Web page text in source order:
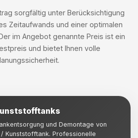
sorgfältig unter Berücksichtigung
Zeitaufwands und einer optimalen
im Angebot genannte Preis ist ein
und bietet Ihnen volle
und Demontage von
Kunststofftank. Professionelle